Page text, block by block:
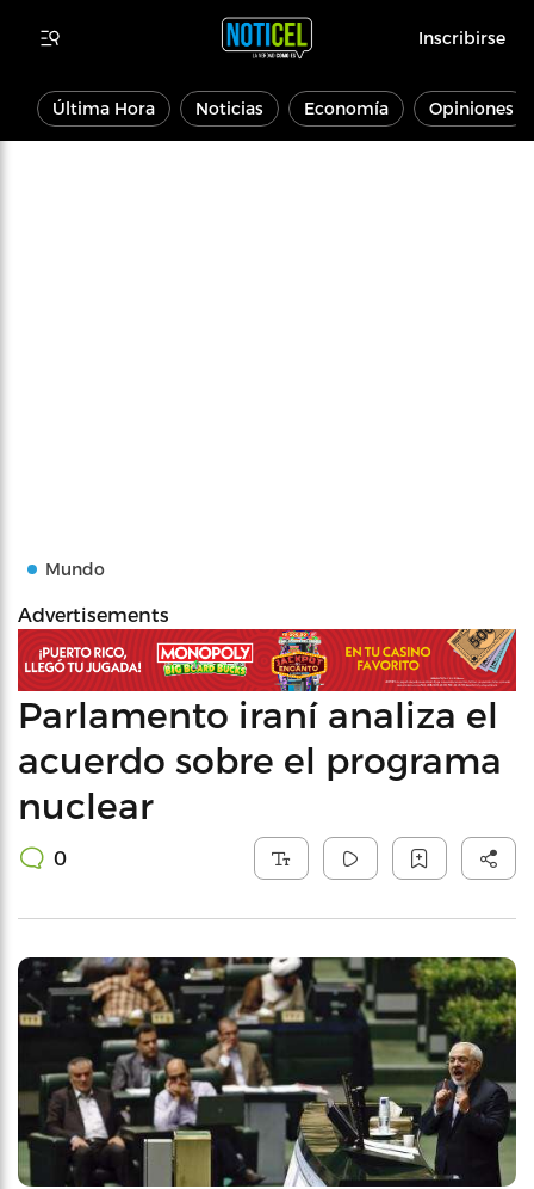
Inscribirse
Última Hora Noticias Economía Opiniones
Mundo
Advertisements
Parlamento iraní analiza el
acuerdo sobre el programa
nuclear
0